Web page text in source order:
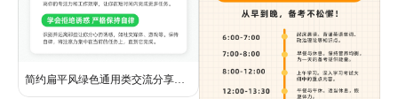
简约扁平风绿色通用类交流分享如何克服拖延症小红书内页